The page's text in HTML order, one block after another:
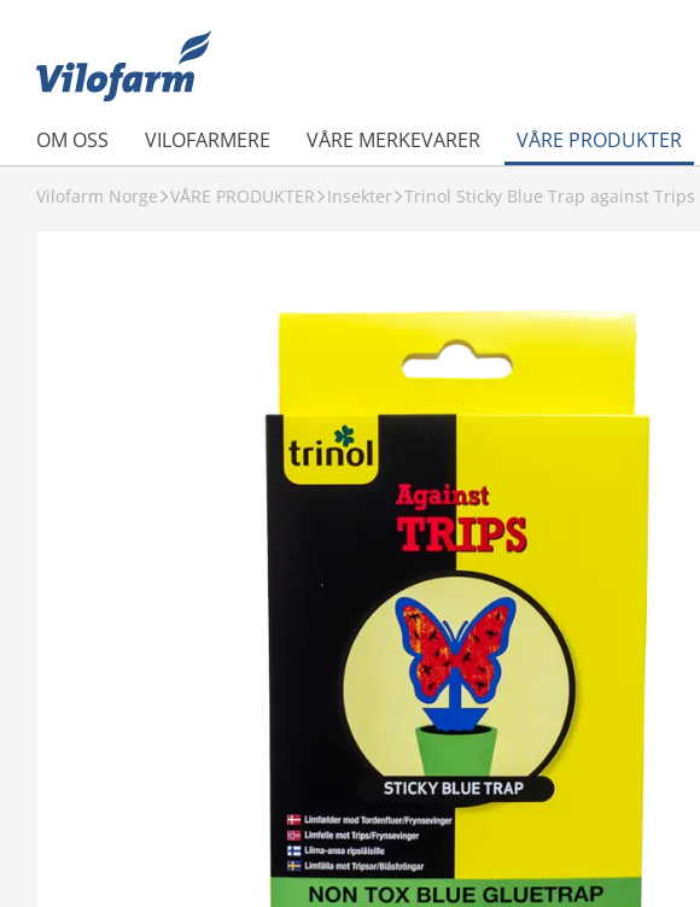
OM OSS VILOFARMERE VÅRE MERKEVARER VÅRE PRODUKTER
Vilofarm Norge VÅRE PRODUKTER Insekter Trinol Sticky Blue Trap against Trips